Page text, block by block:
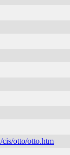
cis/otto/otto.htm